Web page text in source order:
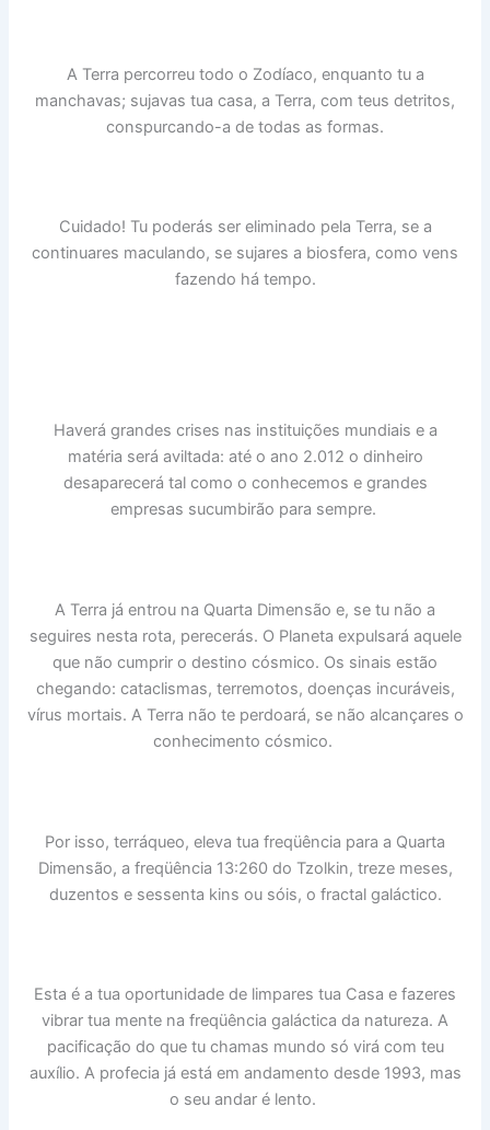
A Terra percorreu todo o Zodíaco, enquanto tu a
manchavas; sujavas tua casa, a Terra, com teus detritos,
conspurcando-a de todas as formas.
Cuidado! Tu poderás ser eliminado pela Terra, se a
continuares maculando, se sujares a biosfera, como vens
fazendo há tempo.
Haverá grandes crises nas instituições mundiais e a
matéria será aviltada: até o ano 2.012 o dinheiro
desaparecerá tal como o conhecemos e grandes
empresas sucumbirão para sempre.
A Terra já entrou na Quarta Dimensão e, se tu não a
seguires nesta rota, perecerás. O Planeta expulsará aquele
que não cumprir o destino cósmico. Os sinais estão
chegando: cataclismas, terremotos, doenças incuráveis,
vírus mortais. A Terra não te perdoará, se não alcançares o
conhecimento cósmico.
Por isso, terráqueo, eleva tua freqüência para a Quarta
Dimensão, a freqüência 13:260 do Tzolkin, treze meses,
duzentos e sessenta kins ou sóis, o fractal galáctico.
Esta é a tua oportunidade de limpares tua Casa e fazeres
vibrar tua mente na freqüência galáctica da natureza. A
pacificação do que tu chamas mundo só virá com teu
auxílio. A profecia já está em andamento desde 1993, mas
o seu andar é lento.